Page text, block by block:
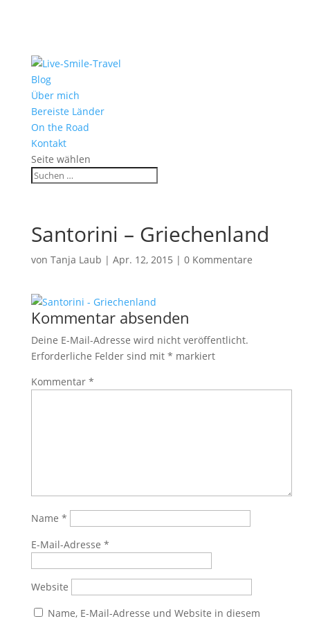
Blog
Über mich
Bereiste Länder
On the Road
Kontakt
Seite wählen
Santorini – Griechenland
von Tanja Laub | Apr. 12, 2015 | 0 Kommentare
Kommentar absenden
Deine E-Mail-Adresse wird nicht veröffentlicht.
Erforderliche Felder sind mit * markiert
Kommentar *
Name *
E-Mail-Adresse *
Website
Name, E-Mail-Adresse und Website in diesem